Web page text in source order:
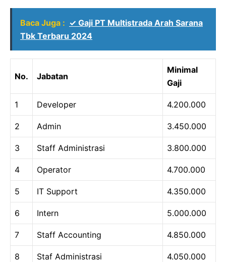
Baca Juga : ✓ Gaji PT Multistrada Arah Sarana
Tbk Terbaru 2024
No. Jabatan
Minimal
Gaji
1 Developer 4.200.000
2 Admin 3.450.000
3 Staff Administrasi 3.800.000
4 Operator 4.700.000
5 IT Support 4.350.000
6 Intern 5.000.000
7 Staff Accounting 4.850.000
8 Staf Administrasi 4.050.000